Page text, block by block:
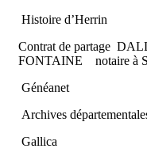
Histoire d’Herrin
Contrat de partage
FONTAINE notaire à
Généanet
Archives
Gallica